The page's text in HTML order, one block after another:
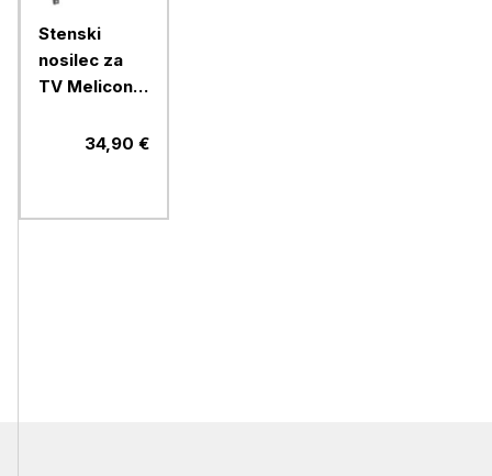
Stenski
nosilec za
TV Meliconi,
FTR400 CG
34,90 €